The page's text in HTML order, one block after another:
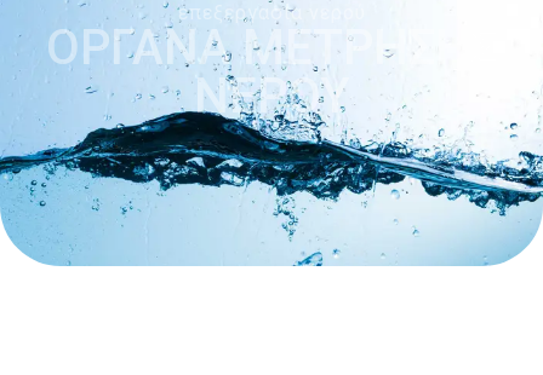
επεξεργασία νερού
ΟΡΓΑΝΑ ΜΕΤΡΗΣΗΣ
ΝΕΡΟΥ